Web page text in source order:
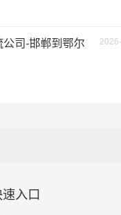
4立方
司-邯郸到鄂尔
速入口